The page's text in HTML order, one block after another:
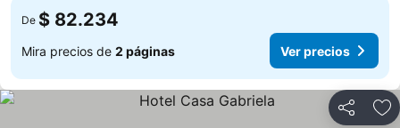
De $ 82.234
Mira precios de 2 páginas Ver precios
Compartir